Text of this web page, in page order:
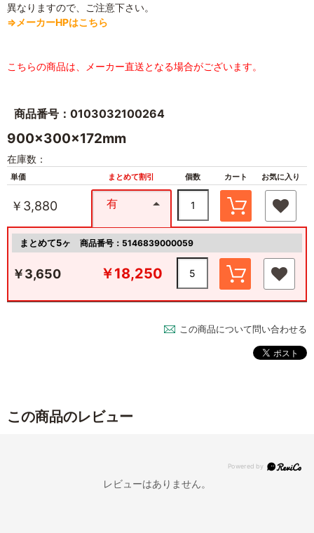
異なりますので、ご注意下さい。
⇒メーカーHPはこちら
こちらの商品は、メーカー直送となる場合がございます。
商品番号：0103032100264
900×300×172mm
在庫数：
単価 まとめて割引 個数 カート お気に入り
￥3,880 有
まとめて5ヶ 商品番号：5146839000059
￥3,650 ￥18,250
この商品について問い合わせる
この商品のレビュー
レビューはありません。